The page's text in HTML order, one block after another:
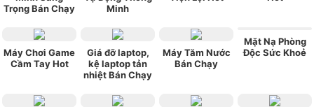
Trọng Bán Chạy
Minh
Máy Chơi Game
Cầm Tay Hot
Giá đỡ laptop,
kệ laptop tản
nhiệt Bán Chạy
Máy Tăm Nước
Bán Chạy
Mặt Nạ Phòng
Độc Sức Khoẻ